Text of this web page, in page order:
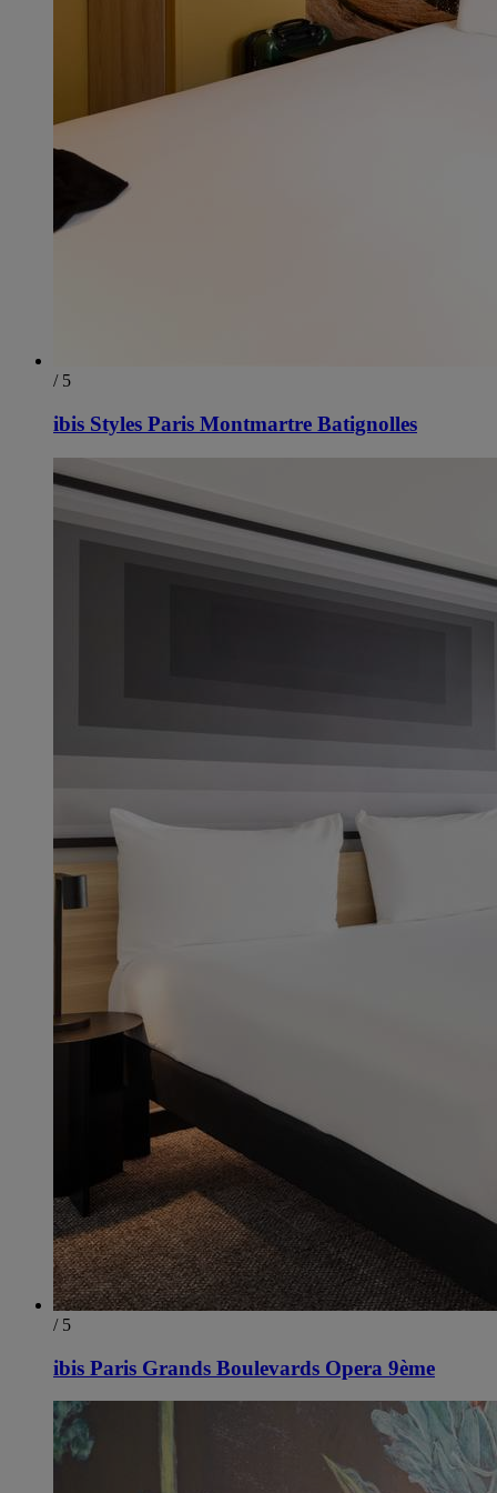
/ 5
ibis Styles Paris Montmartre Batignolles
/ 5
ibis Paris Grands Boulevards Opera 9ème